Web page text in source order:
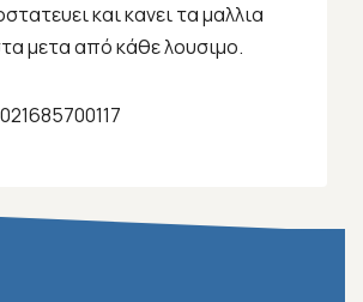
και κανει τα μαλλια
μετα από κάθε λουσιμο.